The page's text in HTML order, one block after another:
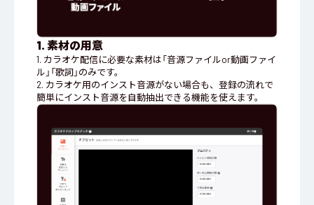
1. 素材の用意
1. カラオケ配信に必要な素材は「音源ファイルor動画ファイ
ル」「歌詞」のみです。
2. カラオケ用のインスト音源がない場合も、登録の流れで
簡単にインスト音源を自動抽出できる機能を使えます。